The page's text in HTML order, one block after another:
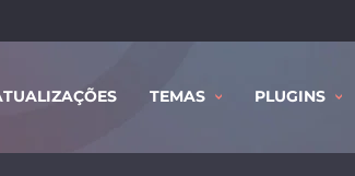
TEMAS PLUGINS